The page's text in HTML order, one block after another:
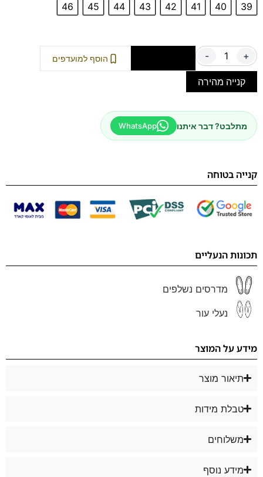
39
40
41
42
43
44
45
46
- + הוסף למועדפים
קנייה מהירה
מתלבט? דבר איתנו WhatsApp
קנייה בטוחה
תכונות הנעליים
מדרסים נשלפים
נעלי עור
מידע על המוצר
תיאור מוצר
טבלת מידות
משלוחים
מידע נוסף